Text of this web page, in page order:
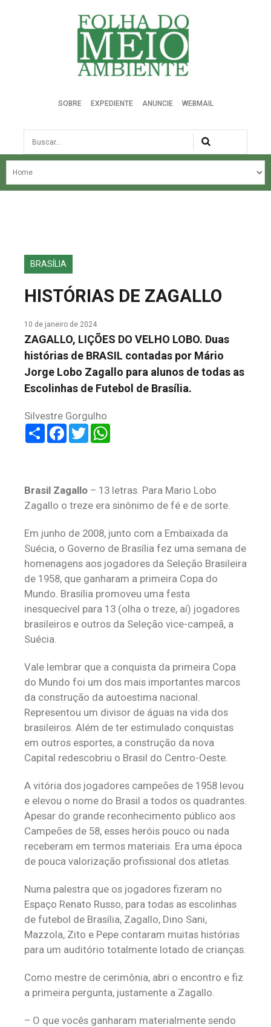
Folha do Meio Ambiente
SOBRE EXPEDIENTE ANUNCIE WEBMAIL
Busca
NOSSA HISTÓRIA
EDIÇÕES ANTERIORES
BRASÍLIA
HISTÓRIAS DE ZAGALLO
10 de janeiro de 2024
ZAGALLO, LIÇÕES DO VELHO LOBO. Duas
histórias de BRASIL contadas por Mário
Jorge Lobo Zagallo para alunos de todas as
Escolinhas de Futebol de Brasília.
Silvestre Gorgulho
ShareFacebook
Twitter
Brasil Zagallo – 13 letras. Para Mario Lobo
Zagallo o treze era sinônimo de fé e de sorte.
Em junho de 2008, junto com a Embaixada da
Suécia, o Governo de Brasília fez uma semana de
homenagens aos jogadores da Seleção Brasileira
de 1958, que ganharam a primeira Copa do
Mundo. Brasília promoveu uma festa
inesquecível para 13 (olha o treze, aí) jogadores
brasileiros e outros da Seleção vice-campeã, a
Suécia.
Vale lembrar que a conquista da primeira Copa
do Mundo foi um dos mais importantes marcos
da construção da autoestima nacional.
Representou um divisor de águas na vida dos
brasileiros. Além de ter estimulado conquistas
em outros esportes, a construção da nova
Capital redescobriu o Brasil do Centro-Oeste.
A vitória dos jogadores campeões de 1958 levou
e elevou o nome do Brasil a todos os quadrantes.
Apesar do grande reconhecimento público aos
Campeões de 58, esses heróis pouco ou nada
receberam em termos materiais. Era uma época
de pouca valorização profissional dos atletas.
Numa palestra que os jogadores fizeram no
Espaço Renato Russo, para todas as escolinhas
de futebol de Brasília, Zagallo, Dino Sani,
Mazzola, Zito e Pepe contaram muitas histórias
para um auditório totalmente lotado de crianças.
Como mestre de cerimônia, abri o encontro e fiz
a primeira pergunta, justamente a Zagallo.
– O que vocês ganharam materialmente sendo